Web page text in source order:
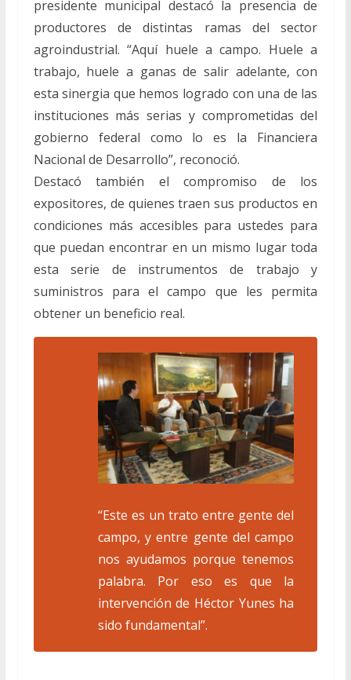
presidente municipal destacó la presencia de
productores de distintas ramas del sector
agroindustrial. “Aquí huele a campo. Huele a
trabajo, huele a ganas de salir adelante, con
esta sinergia que hemos logrado con una de las
instituciones más serias y comprometidas del
gobierno federal como lo es la Financiera
Nacional de Desarrollo”, reconoció.
Destacó también el compromiso de los
expositores, de quienes traen sus productos en
condiciones más accesibles para ustedes para
que puedan encontrar en un mismo lugar toda
esta serie de instrumentos de trabajo y
suministros para el campo que les permita
obtener un beneficio real.
“Este es un trato entre gente del
campo, y entre gente del campo
nos ayudamos porque tenemos
palabra. Por eso es que la
intervención de Héctor Yunes ha
sido fundamental”.